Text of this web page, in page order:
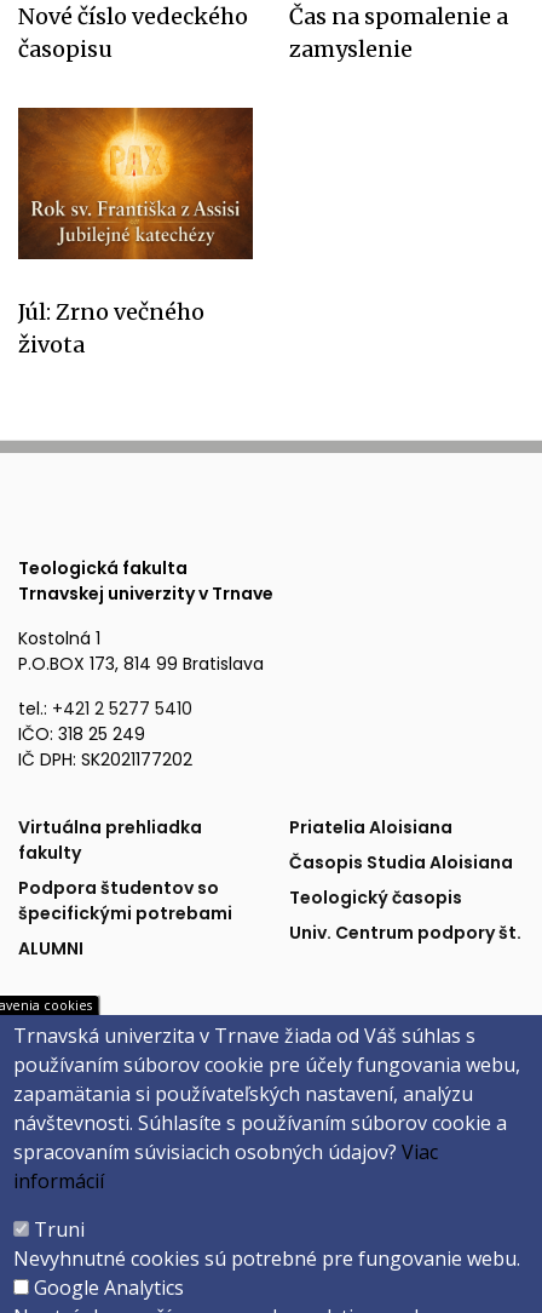
Nové číslo vedeckého
časopisu
Čas na spomalenie a
zamyslenie
Júl: Zrno večného
života
Teologická fakulta
Trnavskej univerzity v Trnave
Kostolná 1
P.O.BOX 173, 814 99 Bratislava
tel.: +421 2 5277 5410
IČO: 318 25 249
IČ DPH: SK2021177202
Fakulta
a
podpora
Virtuálna prehliadka
fakulty
Podpora študentov so
špecifickými potrebami
ALUMNI
Publikácie
a
partneri
Priatelia Aloisiana
Časopis Studia Aloisiana
Teologický časopis
Univ. Centrum podpory št.
Univerzitné
systémy
MAIS
Webmail na Office 365
Evidencia záv. prác
Univerzitné inf. systémy
Sociálne
siete
Facebook
Instagram
YouTube
Päta
Správca obsahu
cookies
Trnavská univerzita v Trnave žiada od Váš súhlas s
používaním súborov cookie pre účely fungovania webu,
zapamätania si používateľských nastavení, analýzu
návštevnosti. Súhlasíte s používaním súborov cookie a
spracovaním súvisiacich osobných údajov?Viac
informácií
Truni
Nevyhnutné cookies sú potrebné pre fungovanie webu.
Google Analytics